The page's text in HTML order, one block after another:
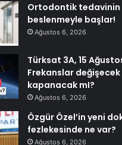
Ortodontik tedavinin
beslenmeyle başlar!
Ağustos 6, 2026
Türksat 3A, 15
Frekanslar
kapanacak mI?
Ağustos 6, 2026
Özgür Özel’in yeni
fezlekesinde ne var?
Ağustos 6, 2026